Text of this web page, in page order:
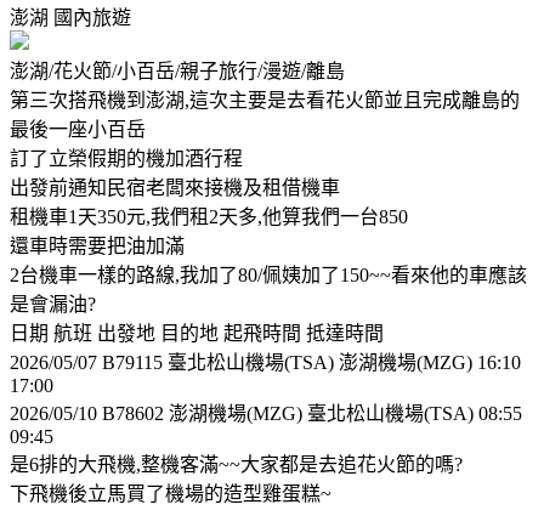
澎湖 國內旅遊
澎湖/花火節/小百岳/親子旅行/漫遊/離島
第三次搭飛機到澎湖,這次主要是去看花火節並且完成離島的
最後一座小百岳
訂了立榮假期的機加酒行程
出發前通知民宿老闆來接機及租借機車
租機車1天350元,我們租2天多,他算我們一台850
還車時需要把油加滿
2台機車一樣的路線,我加了80/佩姨加了150~~看來他的車應該
是會漏油?
日期 航班 出發地 目的地 起飛時間 抵達時間
2026/05/07 B7­9115 臺北松山機場(TSA) 澎湖機場(MZG) 16:10
17:00
2026/05/10 B7­8602 澎湖機場(MZG) 臺北松山機場(TSA) 08:55
09:45
是6排的大飛機,整機客滿~~大家都是去追花火節的嗎?
下飛機後立馬買了機場的造型雞蛋糕~